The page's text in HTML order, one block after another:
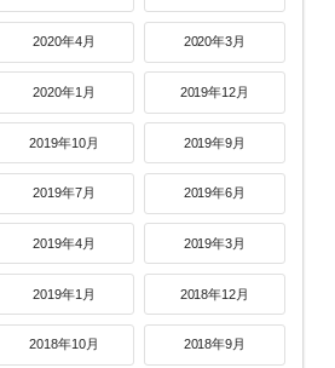
2020年4月 2020年3月
2020年1月 2019年12月
2019年10月 2019年9月
2019年7月 2019年6月
2019年4月 2019年3月
2019年1月 2018年12月
2018年10月 2018年9月